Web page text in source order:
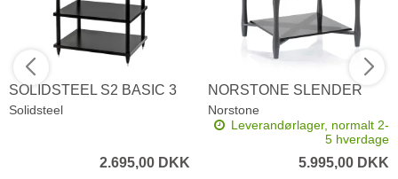
SOLIDSTEEL S2 BASIC 3
Solidsteel
2.695,00 DKK
NORSTONE SLENDER
Norstone
Leverandørlager, normalt 2-
5 hverdage
5.995,00 DKK